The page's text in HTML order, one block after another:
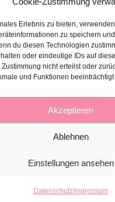
Erlebnis zu bieten,
zu speichern
du diesen Technologien
oder eindeutige IDs auf
nicht erteilst oder
und Funktionen
Akzeptieren
Ablehnen
Einstellungen ansehen
Datenschutz Impressum